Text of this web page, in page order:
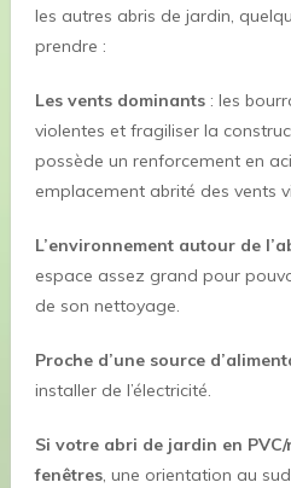
les autres abris de jardin,
prendre :
Les vents dominants: les
violentes et fragiliser la
possède un renforcement en
emplacement abrité des vents
L’environnement autour de
espace assez grand pour
de son nettoyage.
Proche d’une source
installer de l’électricité.
Si votre abri de jardin en
fenêtres, une orientation au